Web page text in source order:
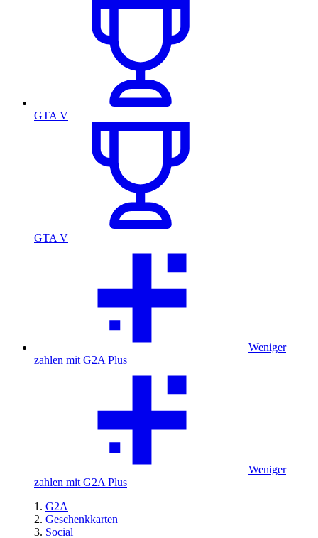
GTA V
GTA V
Weniger
zahlen mit G2A Plus
Weniger
zahlen mit G2A Plus
G2A
Geschenkkarten
Social